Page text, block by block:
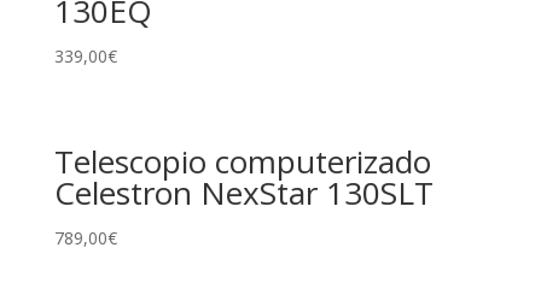
130EQ
339,00€
Telescopio computerizado
Celestron NexStar 130SLT
789,00€